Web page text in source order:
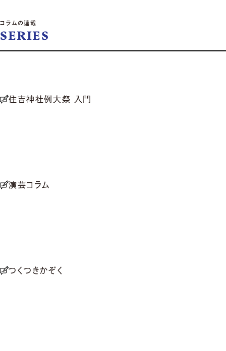
コラムの連載
SERIES
住吉神社例大祭 入門
演芸コラム
つくつきかぞく